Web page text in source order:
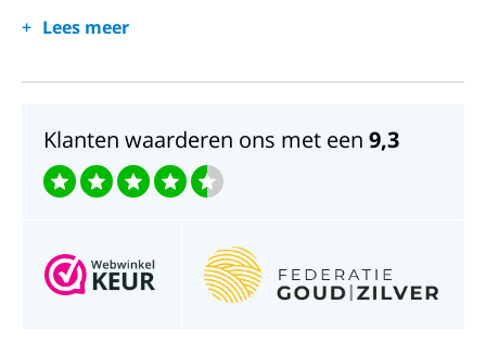
Lees meer
Klanten waarderen ons met een 9,3